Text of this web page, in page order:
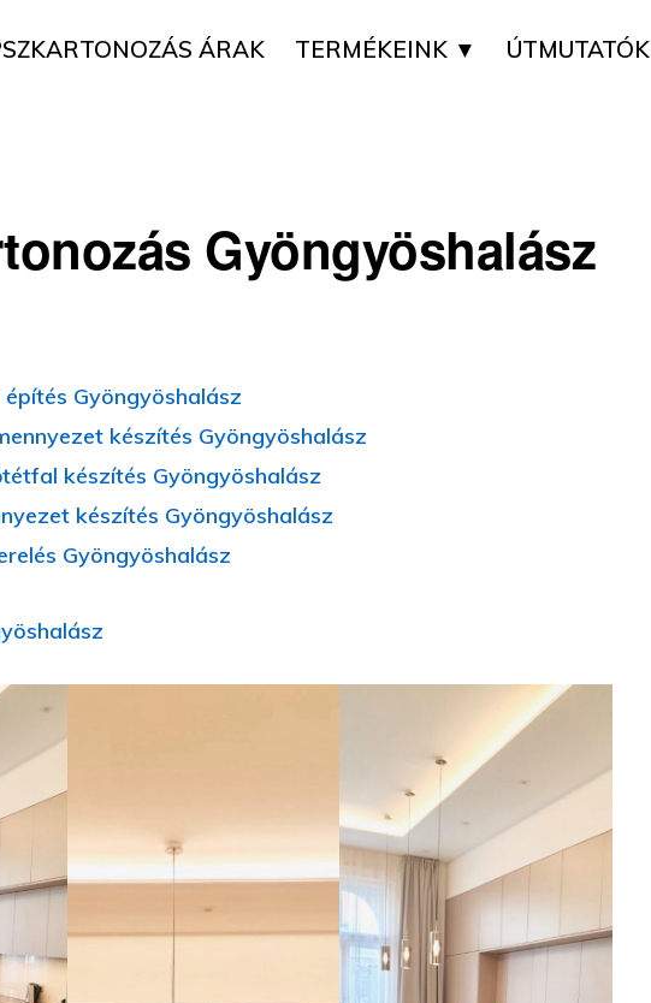
ÁRAK TERMÉKEINK ▼ ÚTMUTATÓK
Gyöngyöshalász
Gyöngyöshalász
készítés Gyöngyöshalász
készítés Gyöngyöshalász
készítés Gyöngyöshalász
Gyöngyöshalász